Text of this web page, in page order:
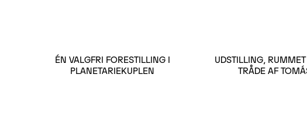
ÉN VALGFRI FORESTILLING I
PLANETARIEKUPLEN
UDSTILLING,
TRÅDE AF